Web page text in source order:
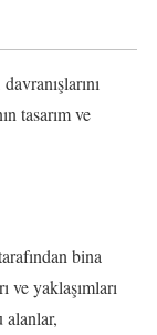
tasarım ve
bina
ve yaklaşımları
alanlar,